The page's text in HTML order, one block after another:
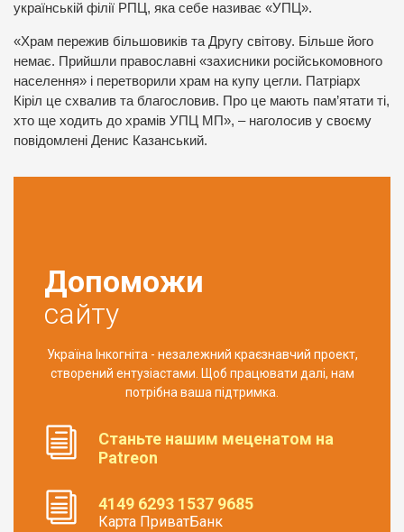
українській філії РПЦ, яка себе називає «УПЦ».
«Храм пережив більшовиків та Другу світову. Більше його
немає. Прийшли православні «захисники російськомовного
населення» і перетворили храм на купу цегли. Патріарх
Кіріл це схвалив та благословив. Про це мають пам’ятати ті,
хто ще ходить до храмів УПЦ МП», – наголосив у своєму
повідомлені Денис Казанський.
Допоможи
сайту
Україна Інкогніта - незалежний краєзнавчий проект,
створений ентузіастами. Щоб працювати далі, нам
потрібна ваша підтримка.
Станьте нашим меценатом на
Patreon
4149 6293 1537 9685
Карта ПриватБанк